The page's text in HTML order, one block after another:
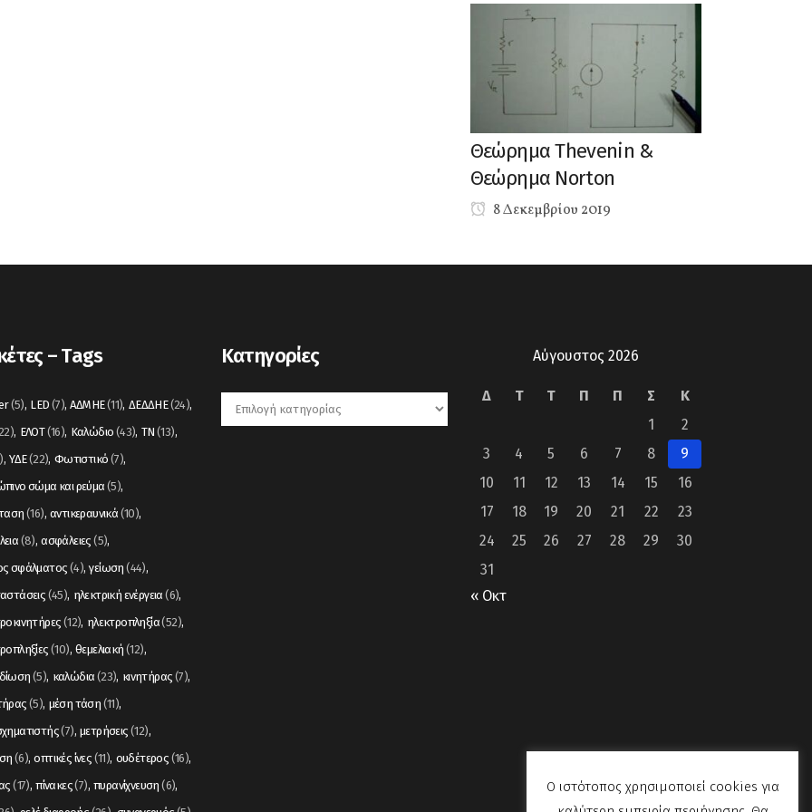
Θεώρημα Thevenin &
Θεώρημα Norton
8 Δεκεμβρίου 2019
– Tags
(5) LED (7) ΑΔΜΗΕ(11) ΔΕΔΔΗΕ(24)
ΕΛΟΤ(16) Καλώδιο (43) ΤΝ (13)
ΥΔΕ(22) Φωτιστικό (7)
σώμα και ρεύμα (5)
(16) αντικεραυνικά (10)
(8) ασφάλειες (5)
σφάλματος (4) γείωση (44)
(45) ηλεκτρική ενέργεια (6)
(12) ηλεκτροπληξία(52)
(10) θεμελιακή (12)
(5) καλώδια (23) κινητήρας (7)
(5) μέση τάση (11)
(7) μετρήσεις (12)
(6) οπτικές ίνες (11) ουδέτερος (16)
(17) πίνακες(7) πυρανίχνευση (6)
Kατηγορίες
Kατηγορίες
Αύγουστος 2026
Δ Τ Τ Π Π Σ
Κ
1
2
3
4 5 6 7 8
9
10
11 12 13 14 15
16
17
18 19 20 21 22
23
24
25 26 27 28 29
30
31
« Οκτ
Ο ιστότοπος χρησιμοποιεί cookies για